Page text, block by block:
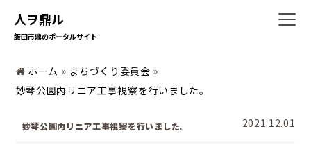
人ヲ鼎ル
飯田市鼎のポータルサイト
ホーム
ホーム » まちづくり委員会 »
妙琴公園内リニア工事視察を行いました。
2021.12.01
妙琴公園内リニア工事視察を行いました。